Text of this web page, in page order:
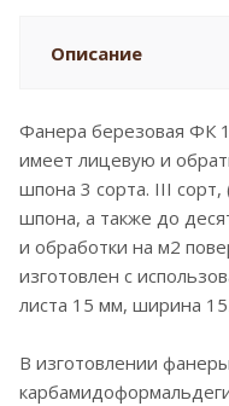
Описание
Фанера березовая ФК
имеет лицевую и
шпона 3 сорта. III сорт,
шпона, а также до
и обработки на м2
изготовлен с
листа 15 мм, ширина
В изготовлении